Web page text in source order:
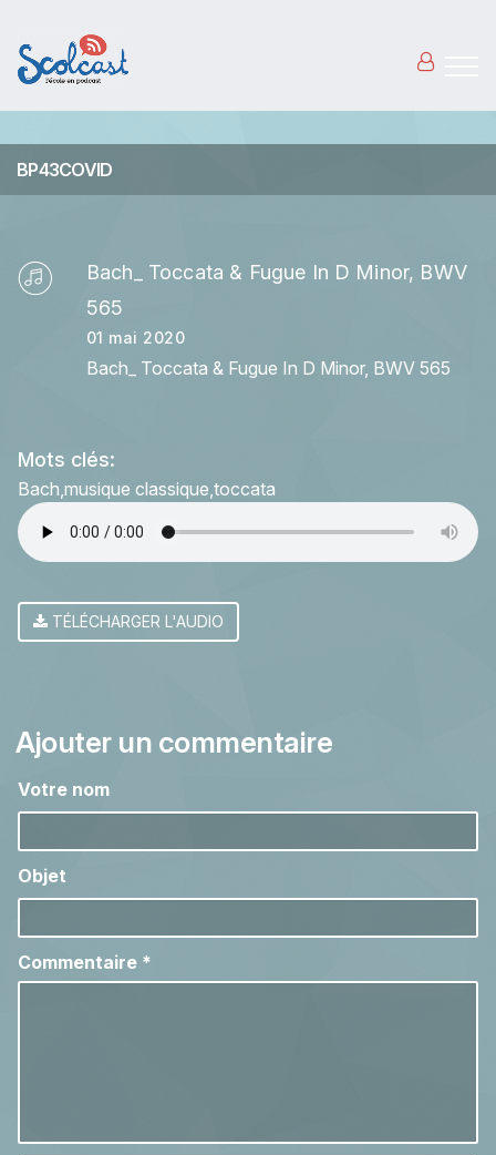
BP43COVID
Bach_ Toccata & Fugue In D Minor, BWV
565
01 mai 2020
Bach_ Toccata & Fugue In D Minor, BWV 565
Mots clés:
Bach musique classique toccata
TÉLÉCHARGER L'AUDIO
Ajouter un commentaire
Votre nom
Objet
Commentaire *